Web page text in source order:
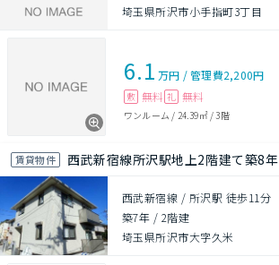
埼玉県所沢市小手指町3丁目
6.1 万円 /管理費2,200円
敷 無料 礼 無料
ワンルーム / 24.39㎡/3階
賃貸物件 西武新宿線所沢駅地上2階建て築8年
西武新宿線 / 所沢駅 徒歩11分
築7年 / 2階建
埼玉県所沢市大字久米